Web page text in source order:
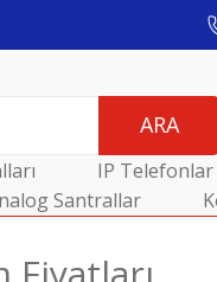
ARA
IP Telefonlar
Santrallar